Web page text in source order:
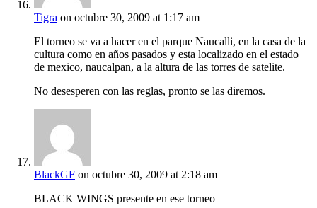
Tigra on octubre 30, 2009 at 1:17 am
El torneo se va a hacer en el parque Naucalli, en la casa de la
cultura como en años pasados y esta localizado en el estado
de mexico, naucalpan, a la altura de las torres de satelite.
No desesperen con las reglas, pronto se las diremos.
BlackGF on octubre 30, 2009 at 2:18 am
BLACK WINGS presente en ese torneo